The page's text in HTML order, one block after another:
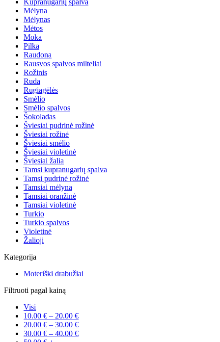
Mėlyna
Mėlynas
Mėtos
Moka
Pilka
Raudona
Rausvos spalvos milteliai
Rožinis
Ruda
Rugiagėlės
Smėlio
Smėlio spalvos
Šokoladas
Šviesiai pudrinė rožinė
Šviesiai rožinė
Šviesiai smėlio
Šviesiai violetinė
Šviesiai žalia
Tamsi kupranugarių spalva
Tamsi pudrinė rožinė
Tamsiai mėlyna
Tamsiai oranžinė
Tamsiai violetinė
Turkio
Turkio spalvos
Violetinė
Žalioji
Kategorija
Moteriški drabužiai
Filtruoti pagal kainą
Visi
10.00 € – 20.00 €
20.00 € – 30.00 €
30.00 € – 40.00 €